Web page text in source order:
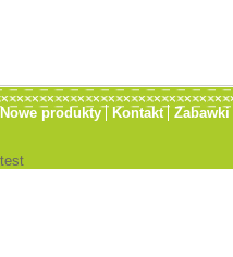
Nowe produkty Kontakt Zabawki
test